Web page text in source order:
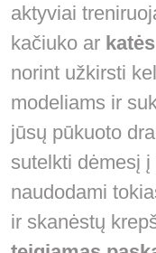
aktyviai
kačiuko ar
norint užkirsti
modeliams ir
jūsų pūkuoto
sutelkti dėmesį
naudodami
ir skanėstų